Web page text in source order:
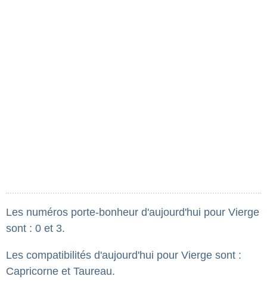
Les numéros porte-bonheur d'aujourd'hui pour Vierge
sont : 0 et 3.
Les compatibilités d'aujourd'hui pour Vierge sont :
Capricorne et Taureau.